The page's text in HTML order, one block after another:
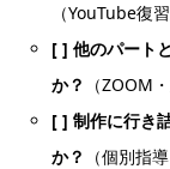
（YouTube復
[ ] 他のパート
か？
（ZOOM
[ ] 制作に行き
か？
（個別指